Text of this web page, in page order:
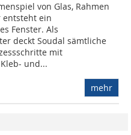
von Glas, Rahmen
entsteht ein
Fenster. Als
deckt Soudal sämtliche
mit
und...
mehr